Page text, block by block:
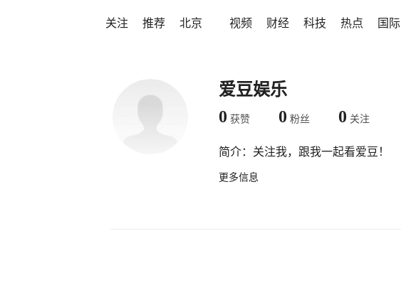
关注 推荐 北京 视频 财经 科技 热点 国际
爱豆娱乐
0 获赞 0 粉丝 0 关注
简介： 关注我，跟我一起看爱豆！
更多信息